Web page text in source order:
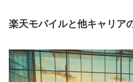
楽天モバイルと他キャリア